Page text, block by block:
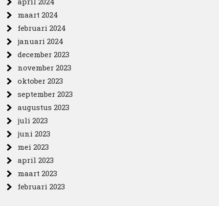
maart 2024
februari 2024
januari 2024
december 2023
november 2023
oktober 2023
september 2023
augustus 2023
juli 2023
juni 2023
mei 2023
april 2023
maart 2023
februari 2023